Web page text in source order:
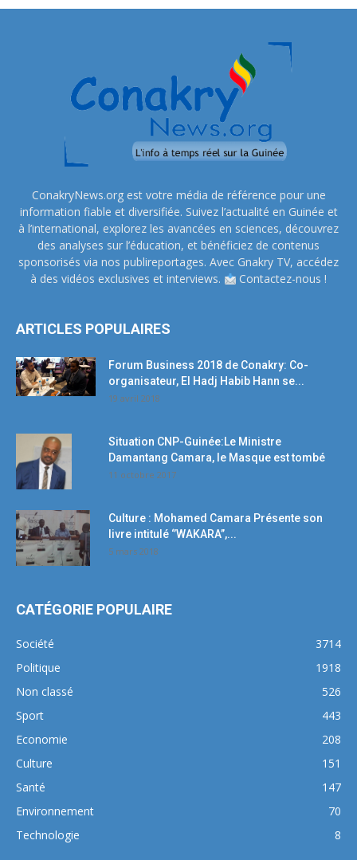
ConakryNews.org est votre média de référence pour une
information fiable et diversifiée. Suivez l’actualité en Guinée et
à l’international, explorez les avancées en sciences, découvrez
des analyses sur l’éducation, et bénéficiez de contenus
sponsorisés via nos publireportages. Avec Gnakry TV, accédez
à des vidéos exclusives et interviews.
Contactez-nous !
ARTICLES POPULAIRES
Forum Business 2018 de Conakry: Co-
organisateur, El Hadj Habib Hann se...
19 avril 2018
Situation CNP-Guinée:Le Ministre
Damantang Camara, le Masque est tombé
11 octobre 2017
Culture : Mohamed Camara Présente son
livre intitulé ‘’WAKARA’’,...
5 mars 2018
CATÉGORIE POPULAIRE
Société
3714
Politique
1918
Non classé
526
Sport
443
Economie
208
Culture
151
Santé
147
Environnement
70
Technologie
8